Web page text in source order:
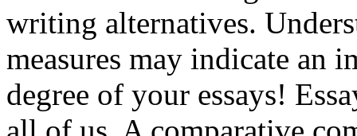
writing alternatives.
measures may indicate an
degree of your essays!